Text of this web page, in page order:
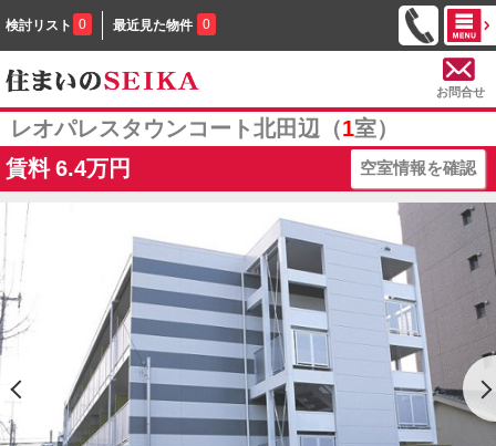
検討リスト 0 最近見た物件 0
お問合せ
レオパレスタウンコート北田辺（1室）
賃料 6.4万円 空室情報を確認